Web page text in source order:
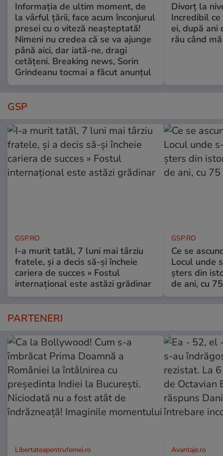
Informația de ultim moment, de
la vârful țării, face acum înconjurul
presei cu o viteză neașteptată!
Nimeni nu credea că se va ajunge
până aici, dar iată-ne, dragi
cetățeni. Breaking news, Sorin
Grindeanu tocmai a făcut anunțul
Divorț la
Incredibil
ei, după ani
rău când
GSP
GSP.RO
I-a murit tatăl, 7 luni mai târziu
fratele, și a decis să-și încheie
cariera de succes » Fostul
internațional este astăzi grădinar
GSP.RO
Ce se
Locul unde
șters din
de ani, cu
PARTENERI
Libertateapentrufemei.ro Avantaje.ro